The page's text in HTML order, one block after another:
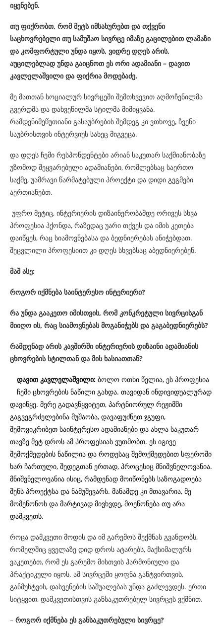
იყენებენ.
თუ ფიქრობთ, რომ მეტს იმსახურებთ და თქვენი
საცხოვრებელი თუ სამუშაო სივრცე იმაზე გაცილებით ლამაზი
და კომფორტული უნდა იყოს, ვიდრე დღეს არის,
აუცილებლად უნდა გაიცნოთ ეს ორი ადამიანი – დავით
კავლელაშვილი და ფიქრია მოდებაძე.
მე მათთან სოციალურ სივრცეში შემთხვევით აღმოჩენილმა
გვერდმა და დახვეწილმა სტილმა მიმიყვანა.
რამდენიმეწუთიანი გასაუბრების შემდეგ კი ვთხოვე, ჩვენი
საუბრისთვის ინტერვიუს სახეც მიგვეცა.
და დღეს ჩემი რესპონდენტები არიან საკუთარ საქმიანობაზე
უზომოდ შეყვარებული ადამიანები, რომლებსაც საერთო
საქმე, უამრავი წარმატებული პროექტი და დიდი გეგმები
აერთიანებთ.
უფრო მეტიც, ინტერიერის დიზაინერობამდე­ ორივეს სხვა
პროფესია ჰქონდა, რაზედაც უარი თქვეს და იმის კეთება
დაიწყეს, რაც სიამოვნებასა და ბედნიერებას ანიჭებდათ.
შეცვლილი პროფესიით კი დღეს სხვებსაც აბედნიერებენ.
მაშ ასე:
როგორ იქმნება საინტერესო ინტერიერი?
რა უნდა გააკეთო იმისთვის, რომ კონკრეტული სივრცისგან
მიიღო ის, რაც სიამოვნებას მოგანიჭებს და გაგაბედნიერებს?
რამდენად არის კავშირში ინტერიერის დიზაინი ადამიანის
ცხოვრების სტილთან და მის ხასიათთან?
დავით კავლელაშვილი: ბოლო ოთხი წელია, ეს პროფესია
ჩემი ცხოვრების ნაწილი გახდა. თავიდან ინდივიდუალურად
დავიწყე. მერე გადავწყვიტეთ, პარტნიორულ რეჟიმში
გაგვეგრძელებინა მუშაობა, დავაფუძნეთ ჯგუფი,
შემოვიკრიბეთ საინტერესო ადამიანები და ახლა საკუთარ
თავზე მეტ დროს ამ პროფესიას ვუთმობთ. ეს იგივე
შემოქმედების ნაწილია და როდესაც შემოქმედებით სფეროში
ხარ ჩართული, შედეგთან ერთად, პროცესიც მნიშვნელოვანია.
მნიშვნელოვანია ისიც, რამდენად მოიწონებს საზოგადოება
შენს პროექტსა და ნამუშევარს. მანამდე კი მთავარია, მე
მომეწონოს და მარტივად მივხვდე, მოეწონება თუ არა
დამკვეთს.
როცა დამკვეთი მოდის და იმ გარემოს შექმნას გვანდობს,
რომელშიც ყველაზე დიდ დროს ატარებს, მაქსიმალურს
ვაკეთებთ, რომ ეს გარემო მისთვის ჰარმონიული და
პრაქტიკული იყოს. ამ სივრცეში ყოფნა განტვირთვის,
განმუხტვის, დასვენების საშუალებას უნდა გაძლევდეს. ერთი
სიტყვით, დამკვეთისთვის განსაკუთრებულ სივრცეს ვქმნით.
– როგორ იქმნება ეს განსაკუთრებული სივრცე?